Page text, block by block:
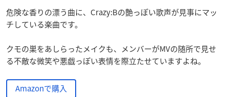
危険な香りの漂う曲に、Crazy:Bの艶っぽい歌声が見事にマッ
チしている楽曲です。
クモの巣をあしらったメイクも、メンバーがMVの随所で見せ
る不敵な微笑や悪戯っぽい表情を際立たせていますよね。
Amazonで購入